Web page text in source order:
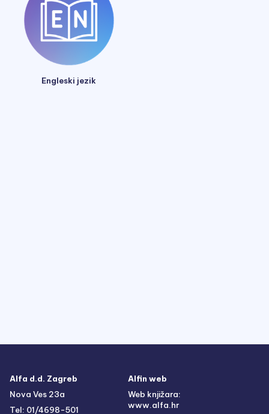
Engleski jezik
Alfa d.d. Zagreb
Nova Ves 23a
Tel: 01/4698-501
Alfin web
Web knjižara:
www.alfa.hr